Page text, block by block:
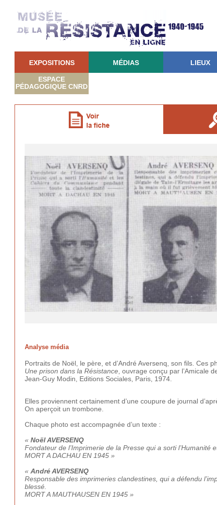
EXPOSITIONS MÉDIAS LIEUX
ESPACE
PÉDAGOGIQUE CNRD
Analyse média
Portraits de Noël, le père, et d’André Aversenq, son fils. Ces
Une prison dans la Résistance , ouvrage conçu par l’Amicale
Jean-Guy Modin, Editions Sociales, Paris, 1974.
Elles proviennent certainement d’une coupure de journal
On aperçoit un trombone.
Chaque photo est accompagnée d’un texte :
« Noël AVERSENQ
Fondateur de l’Imprimerie de la Presse qui a sorti
MORT A DACHAU EN 1945 »
« André AVERSENQ
Responsable des imprimeries clandestines, qui a défendu
blessé.
MORT A MAUTHAUSEN EN 1945 »